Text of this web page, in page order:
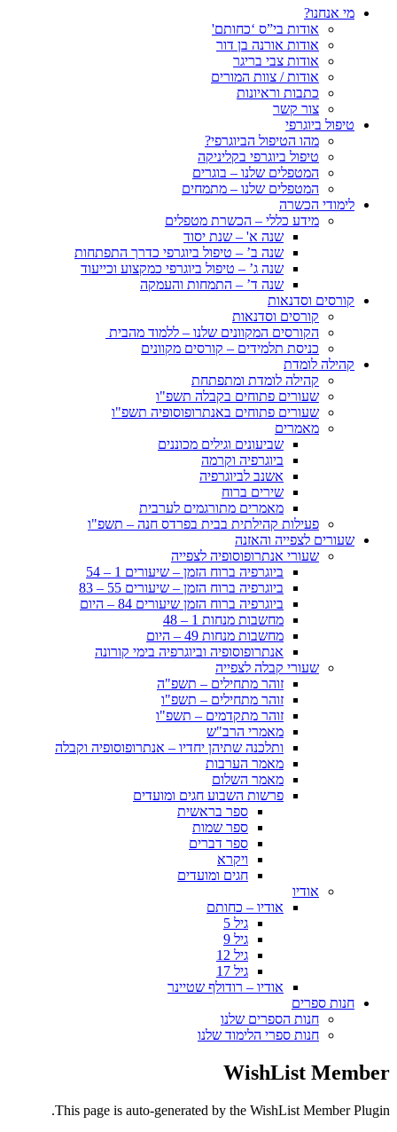
מי אנחנו?
אודות בי”ס ‘כחותם'
אודות אורנה בן דור
אודות צבי בריגר
אודות / צוות המורים
כתבות וראיונות
צור קשר
טיפול ביוגרפי
מהו הטיפול הביוגרפי?
טיפול ביוגרפי בקליניקה
המטפלים שלנו – בוגרים
המטפלים שלנו – מתמחים
לימודי הכשרה
מידע כללי – הכשרת מטפלים
שנה א' – שנת יסוד
שנה ב’ – טיפול ביוגרפי כדרך התפתחות
שנה ג’ – טיפול ביוגרפי כמקצוע וכייעוד
שנה ד’ – התמחות והעמקה
קורסים וסדנאות
קורסים וסדנאות
הקורסים המקוונים שלנו – ללמוד מהבית
כניסת תלמידים – קורסים מקוונים
קהילה לומדת
קהילה לומדת ומתפתחת
שעורים פתוחים בקבלה תשפ"ו
שעורים פתוחים באנתרופוסופיה תשפ"ו
מאמרים
שביעונים וגילים מכוננים
ביוגרפיה וקרמה
אשנב לביוגרפיה
שירים ברוח
מאמרים מתורגמים לערבית
פעילות קהילתית בבית בפרדס חנה – תשפ"ו
שעורים לצפייה והאזנה
שעורי אנתרופוסופיה לצפייה
ביוגרפיה ברוח הזמן – שיעורים 1 – 54
ביוגרפיה ברוח הזמן – שיעורים 55 – 83
ביוגרפיה ברוח הזמן שיעורים 84 – היום
מחשבות מנחות 1 – 48
מחשבות מנחות 49 – היום
אנתרופוסופיה וביוגרפיה בימי קורונה
שעורי קבלה לצפייה
זוהר מתחילים – תשפ"ה
זוהר מתחילים – תשפ"ו
זוהר מתקדמים – תשפ"ו
מאמרי הרב"ש
ותלכנה שתיהן יחדיו – אנתרופוסופיה וקבלה
מאמר הערבות
מאמר השלום
פרשות השבוע חגים ומועדים
ספר בראשית
ספר שמות
ספר דברים
ויקרא
חגים ומועדים
אודיו
אודיו – כחותם
גיל 5
גיל 9
גיל 12
גיל 17
אודיו – רודולף שטיינר
חנות ספרים
חנות הספרים שלנו
חנות ספרי הלימוד שלנו
WishList Member
This page is auto-generated by the WishList Member Plugin.